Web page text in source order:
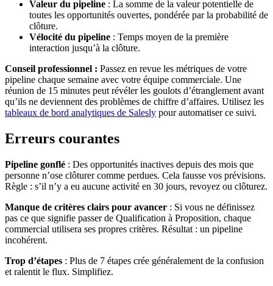
Valeur du pipeline : La somme de la valeur potentielle de
toutes les opportunités ouvertes, pondérée par la probabilité de
clôture.
Vélocité du pipeline : Temps moyen de la première
interaction jusqu’à la clôture.
Conseil professionnel : Passez en revue les métriques de votre
pipeline chaque semaine avec votre équipe commerciale. Une
réunion de 15 minutes peut révéler les goulots d’étranglement avant
qu’ils ne deviennent des problèmes de chiffre d’affaires. Utilisez les
tableaux de bord analytiques de Salesly pour automatiser ce suivi.
Erreurs courantes
Pipeline gonflé : Des opportunités inactives depuis des mois que
personne n’ose clôturer comme perdues. Cela fausse vos prévisions.
Règle : s’il n’y a eu aucune activité en 30 jours, revoyez ou clôturez.
Manque de critères clairs pour avancer : Si vous ne définissez
pas ce que signifie passer de Qualification à Proposition, chaque
commercial utilisera ses propres critères. Résultat : un pipeline
incohérent.
Trop d’étapes : Plus de 7 étapes crée généralement de la confusion
et ralentit le flux. Simplifiez.